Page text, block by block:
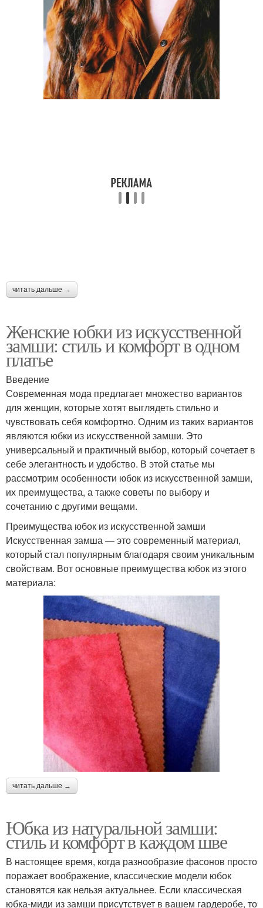
читать дальше →
Женские юбки из искусственной
замши: стиль и комфорт в одном
платье
Введение
Современная мода предлагает множество вариантов
для женщин, которые хотят выглядеть стильно и
чувствовать себя комфортно. Одним из таких вариантов
являются юбки из искусственной замши. Это
универсальный и практичный выбор, который сочетает в
себе элегантность и удобство. В этой статье мы
рассмотрим особенности юбок из искусственной замши,
их преимущества, а также советы по выбору и
сочетанию с другими вещами.
Преимущества юбок из искусственной замши
Искусственная замша — это современный материал,
который стал популярным благодаря своим уникальным
свойствам. Вот основные преимущества юбок из этого
материала:
читать дальше →
Юбка из натуральной замши:
стиль и комфорт в каждом шве
В настоящее время, когда разнообразие фасонов просто
поражает воображение, классические модели юбок
становятся как нельзя актуальнее. Если классическая
юбка-миди из замши присутствует в вашем гардеробе, то